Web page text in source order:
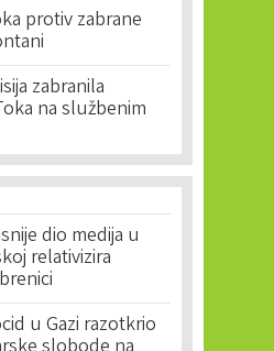
protiv zabrane
zabranila
na službenim
dio medija u
relativizira
u Gazi razotkrio